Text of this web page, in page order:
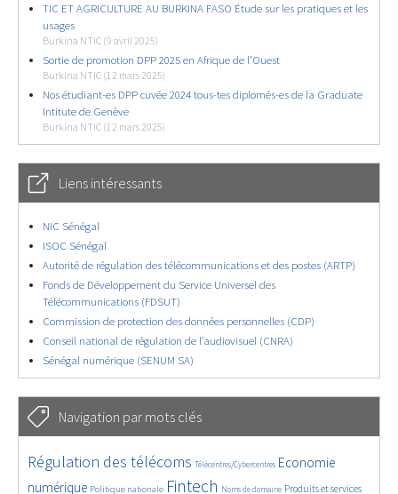
TIC ET AGRICULTURE AU BURKINA FASO Étude sur les pratiques et les
usages
Burkina NTIC (9 avril 2025)
Sortie de promotion DPP 2025 en Afrique de l’Ouest
Burkina NTIC (12 mars 2025)
Nos étudiant-es DPP cuvée 2024 tous-tes diplomés-es de la Graduate
Intitute de Genève
Burkina NTIC (12 mars 2025)
Liens intéressants
NIC Sénégal
ISOC Sénégal
Autorité de régulation des télécommunications et des postes (ARTP)
Fonds de Développement du Service Universel des
Télécommunications (FDSUT)
Commission de protection des données personnelles (CDP)
Conseil national de régulation de l’audiovisuel (CNRA)
Sénégal numérique (SENUM SA)
Navigation par mots clés
4622/5700
Régulation des télécoms
391/5700 Télécentres/Cybercentres
3640/5700
Economie
numérique
1851/5700 Politique nationale
5242/5700 Fintech
675/5700 Noms de domaine
2369/5700 Produits et services
1564/5700